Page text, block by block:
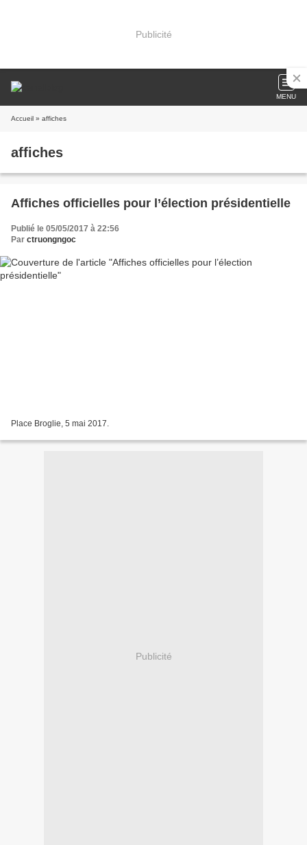
Publicité
MENU
Accueil » affiches
affiches
Affiches officielles pour l’élection présidentielle
Publié le 05/05/2017 à 22:56
Par ctruongngoc
Place Broglie, 5 mai 2017.
Publicité